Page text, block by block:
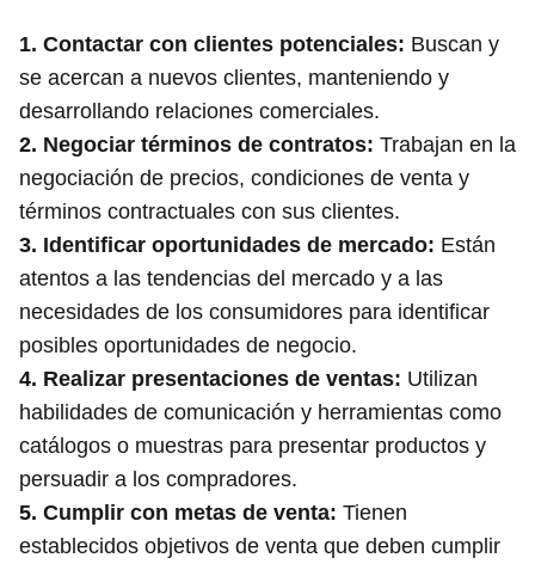
1. Contactar con clientes potenciales: Buscan y
se acercan a nuevos clientes, manteniendo y
desarrollando relaciones comerciales.
2. Negociar términos de contratos: Trabajan en la
negociación de precios, condiciones de venta y
términos contractuales con sus clientes.
3. Identificar oportunidades de mercado: Están
atentos a las tendencias del mercado y a las
necesidades de los consumidores para identificar
posibles oportunidades de negocio.
4. Realizar presentaciones de ventas: Utilizan
habilidades de comunicación y herramientas como
catálogos o muestras para presentar productos y
persuadir a los compradores.
5. Cumplir con metas de venta: Tienen
establecidos objetivos de venta que deben cumplir